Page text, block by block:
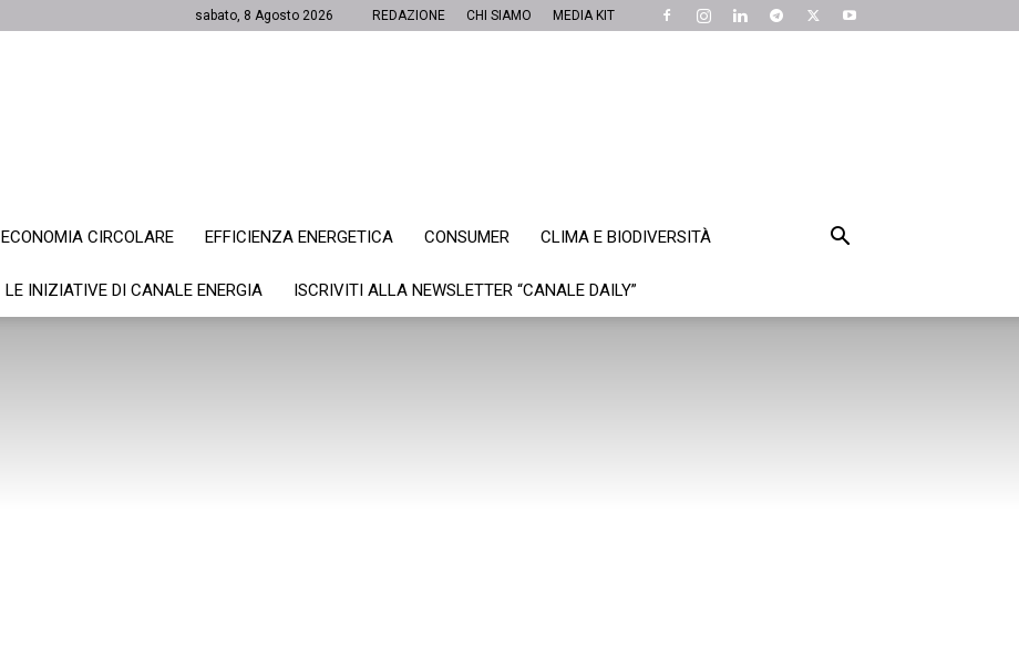
sabato, 8 Agosto 2026 REDAZIONE CHI SIAMO MEDIA KIT
ECONOMIA CIRCOLARE EFFICIENZA ENERGETICA CONSUMER CLIMA E BIODIVERSITÀ
LE INIZIATIVE DI CANALE ENERGIA ISCRIVITI ALLA NEWSLETTER “CANALE DAILY”